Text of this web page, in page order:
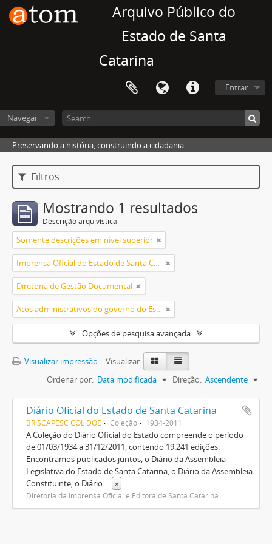
Arquivo Público do
Estado de Santa
Catarina
Entrar
Navegar
Preservando a história, construindo a cidadania
Filtros
Mostrando 1 resultados
Descrição arquivística
Somente descrições em nível superior
Imprensa Oficial do Estado de Santa Catarina S/A
Diretoria de Gestão Documental
Atos administrativos do governo do Estado
Opções de pesquisa avançada
Visualizar impressão
Visualizar:
Ordenar por: Data modificada Direção: Ascendente
Diário Oficial do Estado de Santa Catarina
BR SCAPESC COL DOE Coleção 1934-2011
A Coleção do Diário Oficial do Estado compreende o período
de 01/03/1934 a 31/12/2011, contendo 19.241 edições.
Encontramos publicados juntos, o Diário da Assembleia
Legislativa do Estado de Santa Catarina, o Diário da Assembleia
Constituinte, o Diário ... »
Diretoria da Imprensa Oficial e Editora de Santa Catarina